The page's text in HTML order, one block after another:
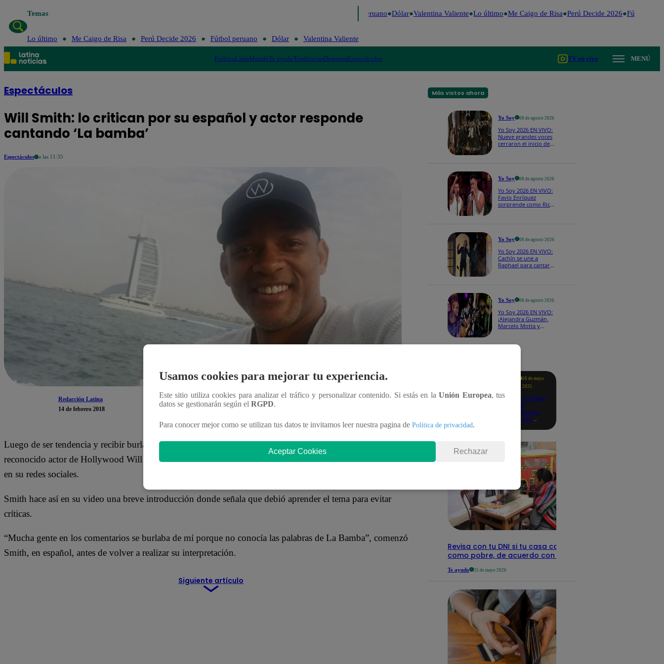
Temas Fútbol peruano Dólar Valentina Valiente Lo último Me Caigo de Risa Perú Decide 2026 Fútbol
Lo último Me Caigo de Risa Perú Decide 2026 Fútbol peruano Dólar Valentina Valiente
PolíticaLimaMundoTe ayudoTendenciasDeportesEspectáculos TV en vivo MENÚ
Espectáculos
Will Smith: lo critican por su español y actor responde
cantando ‘La bamba’
Espectáculos a las 11:35
Redacción Latina
14 de febrero 2018
Luego de ser tendencia y recibir burlas de los cibernautas al cantar “La Bamba” sin saber la letra, el
reconocido actor de Hollywood Will Smith se la aprendió en perfecto español y la cantó colgando su video
en su redes sociales.
Smith hace así en su video una breve introducción donde señala que debió aprender el tema para evitar
críticas.
“Mucha gente en los comentarios se burlaba de mí porque no conocía las palabras de La Bamba”, comenzó
Smith, en español, antes de volver a realizar su interpretación.
Siguiente artículo
Más vistos ahora
Yo Soy 08 de agosto 2026
Yo Soy 2026 EN VIVO:
Nueve grandes voces
cerraron el inicio de
Yo Soy 08 de agosto 2026
Yo Soy 2026 EN VIVO:
Favio Enríquez
sorprende como Ricky
Yo Soy 08 de agosto 2026
Yo Soy 2026 EN VIVO:
Cachín se une a
Raphael para cantar
Yo Soy 08 de agosto 2026
Yo Soy 2026 EN VIVO:
¡Alejandra Guzmán,
Marcelo Motta y
26 de mayo
2025
Revisa si tienes
deudas
consultando
con tu DNI:
Revisa con tu DNI si tu casa califica
como pobre, de acuerdo con el Sisfoh
Te ayudo 25 de mayo 2026
Usamos cookies para mejorar tu experiencia.
Este sitio utiliza cookies para analizar el tráfico y personalizar contenido. Si estás en laUnión Europea, tus
datos se gestionarán según el RGPD.
Para conocer mejor como se utilizan tus datos te invitamos leer nuestra pagina de Política de privacidad.
Aceptar Cookies Rechazar